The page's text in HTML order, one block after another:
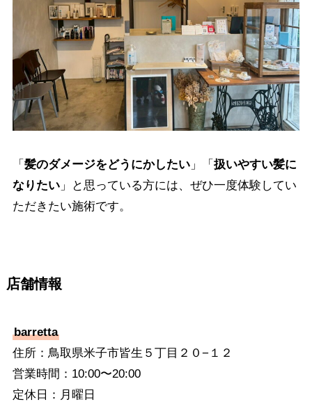
「 髪のダメージをどうにかしたい」「 扱いやすい髪に
なりたい」と思っている方には、ぜひ一度体験してい
ただきたい施術です。
店舗情報
barretta
住所：鳥取県米子市皆生５丁目２０−１２
⁡営業時間：10:00〜20:00
⁡定休日：月曜日